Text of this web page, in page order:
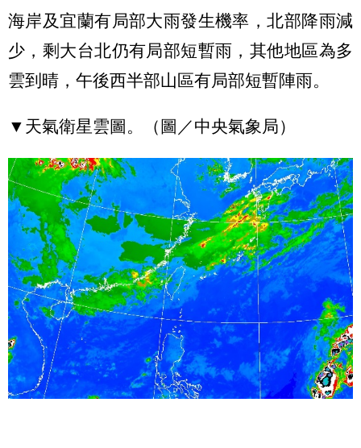
海岸及宜蘭有局部大雨發生機率，北部降雨減
少，剩大台北仍有局部短暫雨，其他地區為多
雲到晴，午後西半部山區有局部短暫陣雨。
▼天氣衛星雲圖。（圖／中央氣象局）